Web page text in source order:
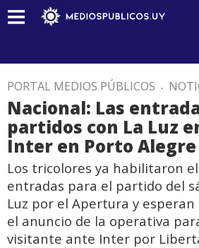
PORTAL MEDIOS PÚBLICOS .
Nacional: Las
partidos con La Luz
Inter en Porto Alegre
Los tricolores ya habilitaron
entradas para el partido del
Luz por el Apertura y
el anuncio de la operativa
visitante ante Inter por